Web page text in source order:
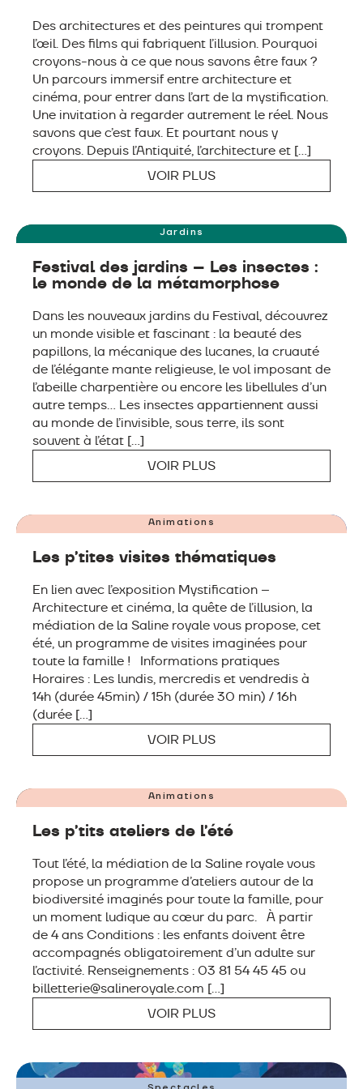
Des architectures et des peintures qui trompent
l’œil. Des films qui fabriquent l’illusion. Pourquoi
croyons-nous à ce que nous savons être faux ?
Un parcours immersif entre architecture et
cinéma, pour entrer dans l’art de la mystification.
Une invitation à regarder autrement le réel. Nous
savons que c’est faux. Et pourtant nous y
croyons. Depuis l’Antiquité, l’architecture et […]
VOIR PLUS
7 JUIN – 18 OCTOBRE Jardins
Festival des jardins – Les insectes :
le monde de la métamorphose
Dans les nouveaux jardins du Festival, découvrez
un monde visible et fascinant : la beauté des
papillons, la mécanique des lucanes, la cruauté
de l’élégante mante religieuse, le vol imposant de
l’abeille charpentière ou encore les libellules d’un
autre temps… Les insectes appartiennent aussi
au monde de l’invisible, sous terre, ils sont
souvent à l’état […]
VOIR PLUS
DU 6 AU 22 JUILLET & DU 17 AU 28 AOÛT
Animations
Les p’tites visites thématiques
En lien avec l’exposition Mystification –
Architecture et cinéma, la quête de l’illusion, la
médiation de la Saline royale vous propose, cet
été, un programme de visites imaginées pour
toute la famille ! Informations pratiques
Horaires : Les lundis, mercredis et vendredis à
14h (durée 45min) / 15h (durée 30 min) / 16h
(durée […]
VOIR PLUS
8 JUILLET – 27 AOÛT Animations
Les p’tits ateliers de l’été
Tout l’été, la médiation de la Saline royale vous
propose un programme d’ateliers autour de la
biodiversité imaginés pour toute la famille, pour
un moment ludique au cœur du parc. À partir
de 4 ans Conditions : les enfants doivent être
accompagnés obligatoirement d’un adulte sur
l’activité. Renseignements : 03 81 54 45 45 ou
billetterie@salineroyale.com […]
VOIR PLUS
DU 9 AU 18 JUILLET